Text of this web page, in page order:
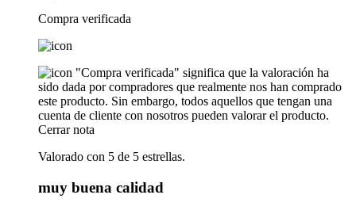
Compra verificada
"Compra verificada" significa que la valoración ha
sido dada por compradores que realmente nos han comprado
este producto. Sin embargo, todos aquellos que tengan una
cuenta de cliente con nosotros pueden valorar el producto.
Cerrar nota
Valorado con 5 de 5 estrellas.
muy buena calidad